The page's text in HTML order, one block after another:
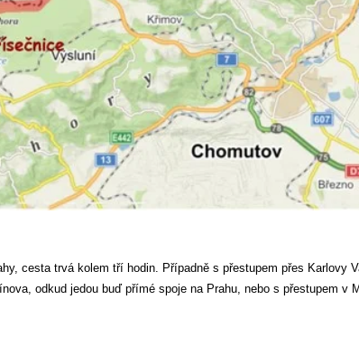
cesta trvá kolem tří hodin. Případně s přestupem přes Karlovy
odkud jedou buď přímé spoje na Prahu, nebo s přestupem v